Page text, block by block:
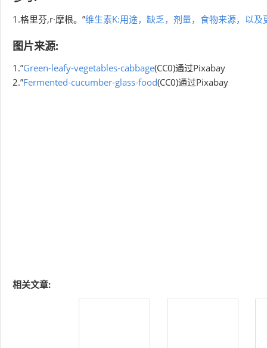
1.格里芬,r·摩根。”维生素K:用途，缺乏，剂量，食物来源，以及
图片来源:
1.”Green-leafy-vegetables-cabbage(CC0)通过Pixabay
2.”Fermented-cucumber-glass-food(CC0)通过Pixabay
相关文章: